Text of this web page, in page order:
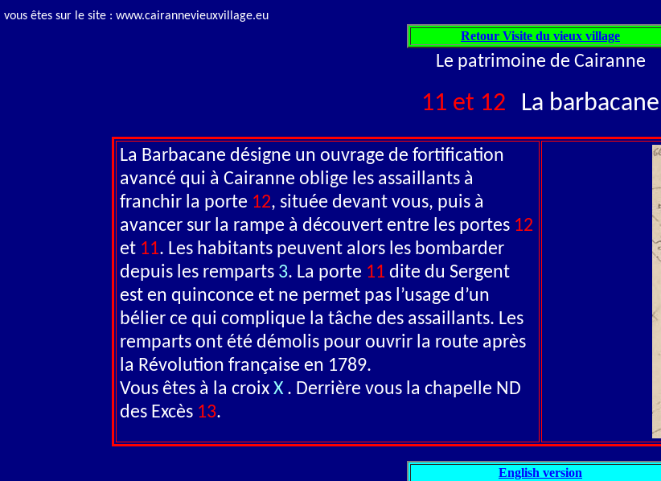
vous êtes sur le site : www.cairannevieuxvillage.eu
Retour Visite du vieux village
Le patrimoine de Cairanne
11 et 12 La barbacane
La Barbacane désigne un ouvrage de fortification
avancé qui à Cairanne oblige les assaillants à
franchir la porte 12, située devant vous, puis à
avancer sur la rampe à découvert entre les portes 12
et 11. Les habitants peuvent alors les bombarder
depuis les remparts 3. La porte 11dite du Sergent
est en quinconce et ne permet pas l’usage d’un
bélier ce qui complique la tâche des assaillants. Les
remparts ont été démolis pour ouvrir la route après
la Révolution française en 1789.
Vous êtes à la croix X. Derrière vous la chapelle ND
des Excès 13.
English version